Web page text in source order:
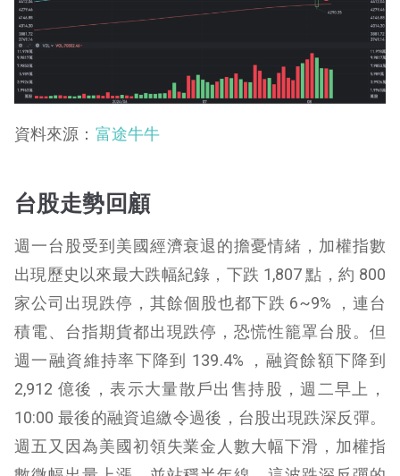
資料來源： 富途牛牛
台股走勢回顧
週一台股受到美國經濟衰退的擔憂情緒，加權指數
出現歷史以來最大跌幅紀錄，下跌 1,807 點，約 800
家公司出現跌停，其餘個股也都下跌 6~9% ，連台
積電、台指期貨都出現跌停，恐慌性籠罩台股。但
週一融資維持率下降到 139.4% ，融資餘額下降到
2,912 億後，表示大量散戶出售持股，週二早上，
10:00 最後的融資追繳令過後，台股出現跌深反彈。
週五又因為美國初領失業金人數大幅下滑，加權指